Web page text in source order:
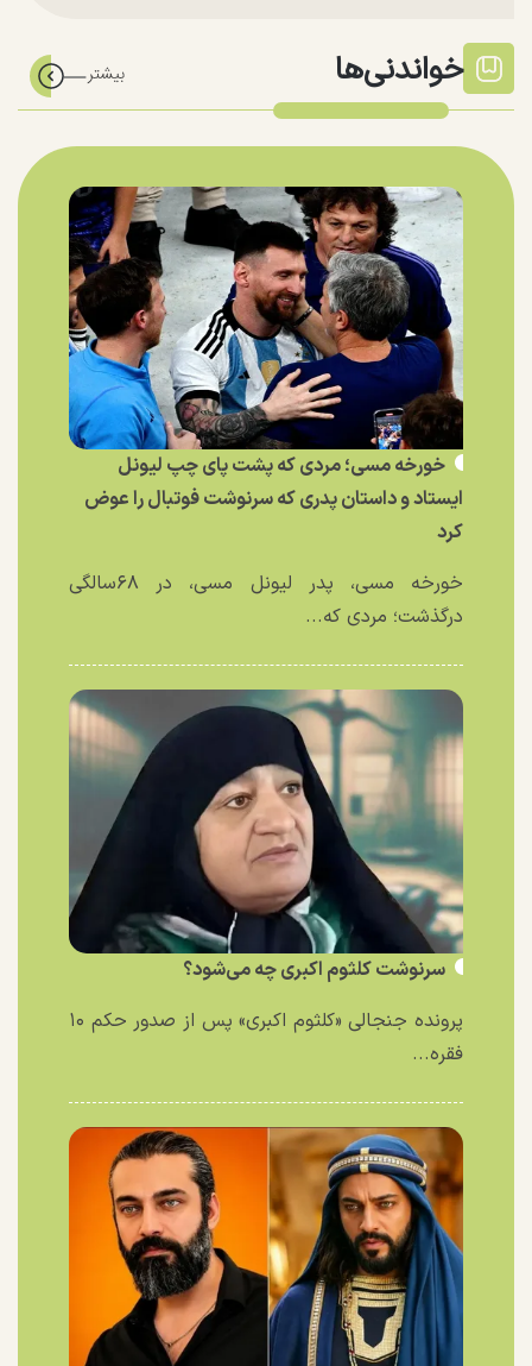
خواندنی‌ها
خورخه مسی؛ مردی که پشت پای چپ لیونل
ایستاد و داستان پدری که سرنوشت فوتبال را عوض
کرد
خورخه مسی، پدر لیونل مسی، در ۶۸سالگی
درگذشت؛ مردی که...
سرنوشت کلثوم اکبری چه می‌شود؟
پرونده جنجالی «کلثوم اکبری» پس از صدور حکم ۱۰
فقره...